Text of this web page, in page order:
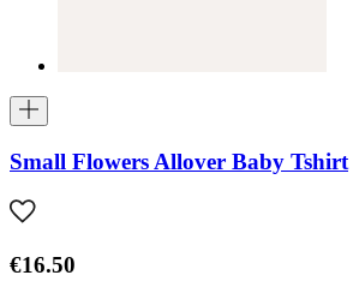
Small Flowers Allover Baby Tshirt
€16.50